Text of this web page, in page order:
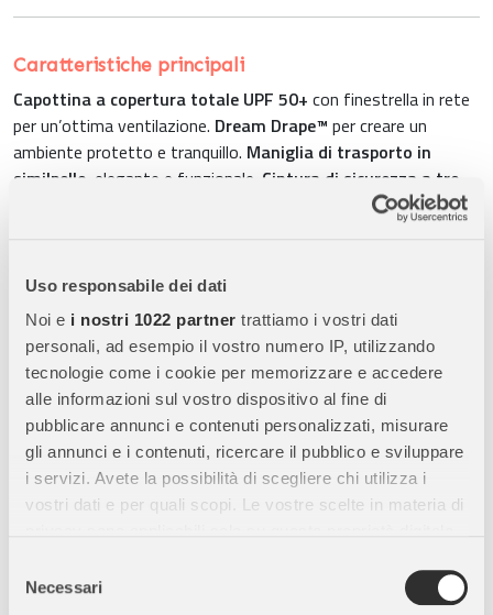
Uso responsabile dei dati
Noi e i nostri 1022 partner trattiamo i vostri dati
personali, ad esempio il vostro numero IP, utilizzando
tecnologie come i cookie per memorizzare e accedere
alle informazioni sul vostro dispositivo al fine di
pubblicare annunci e contenuti personalizzati, misurare
gli annunci e i contenuti, ricercare il pubblico e sviluppare
i servizi. Avete la possibilità di scegliere chi utilizza i
vostri dati e per quali scopi. Le vostre scelte in materia di
modificare o revocare il proprio consenso in qualsiasi
momento dalla Dichiarazione sui cookie o facendo clic
delNecessari
Caratteristiche principali
Capottina a copertura totale UPF 50+ con finestrella in rete
per un’ottima ventilazione. Dream Drape™ per creare un
ambiente protetto e tranquillo. Maniglia di trasporto in
similpelle , elegante e funzionale. Cintura di sicurezza a tre
, per mantenere il bambino sempre al sicuro.Inserti per
, realizzati con
sicurezza.Tasca portaoggetti nascosta
accessori essenziali.
Utilizzo e compatibilità
Posizionamento laterale: per bambini da40 a 70 cm di
altezza(max9 kgdi peso).Installazione in auto : conbase
Next(acquistabile separatamente).Compatibile con
passeggini: Mixx NexteTriv, per un sistema modulare